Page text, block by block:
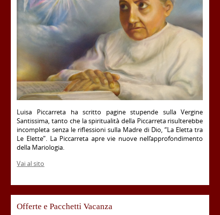
Luisa Piccarreta ha scritto pagine stupende sulla Vergine
Santissima, tanto che la spiritualità della Piccarreta risulterebbe
incompleta senza le riflessioni sulla Madre di Dio, “La Eletta tra
Le Elette”. La Piccarreta apre vie nuove nell’approfondimento
della Mariologia.
Vai al sito
Offerte e Pacchetti Vacanza